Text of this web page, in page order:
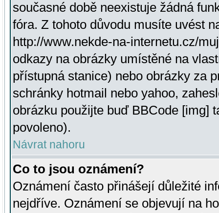
současné době neexistuje žádná
fóra. Z tohoto důvodu musíte uvést
http://www.nekde-na-internetu.cz/
odkazy na obrázky umístěné na
přístupná stanice) nebo obrázky za
schránky hotmail nebo yahoo,
obrázku použijte buď BBCode [img]
povoleno).
Návrat nahoru
Co to jsou oznámení?
Oznámení často přinášejí důležité
nejdříve. Oznámení se objevují na